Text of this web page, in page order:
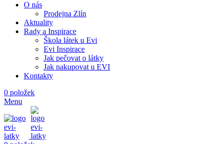
O nás
Prodejna Zlín
Aktuality
Rady a Inspirace
Škola látek u Evi
Evi Inspirace
Jak pečovat o látky
Jak nakupovat u EVI
Kontakty
0 položek
Menu